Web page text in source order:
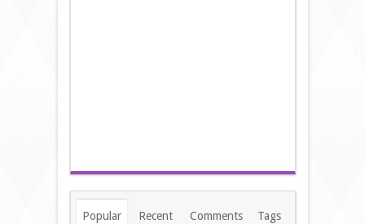
Popular Recent Comments Tags